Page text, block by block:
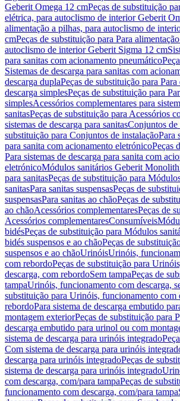
Geberit Omega 12 cmPeças de substituição
elétrica, para autoclismo de interior Geberit
alimentação a pilhas, para autoclismo de
cmPeças de substituição para Para
autoclismo de interior Geberit Sigma 12 cm
para sanitas com acionamento pneumático
Sistemas de descarga para sanitas com
descarga duplaPeças de substituição para Para
descarga simplesPeças de substituição para
simplesAcessórios complementares para
sanitasPeças de substituição para Acessórios
sistemas de descarga para sanitasConjuntos de
substituição para Conjuntos de instalaçãoPara
para sanita com acionamento eletrónicoPeças
Para sistemas de descarga para sanita com
eletrónicoMódulos sanitários Geberit Monolith
para sanitasPeças de substituição para
sanitasPara sanitas suspensasPeças de
suspensasPara sanitas ao chãoPeças de
ao chãoAcessórios complementaresPeças de
Acessórios complementaresConsumíveis
bidésPeças de substituição para Módulos
bidés suspensos e ao chãoPeças de
suspensos e ao chãoUrinóisUrinóis,
com rebordoPeças de substituição para
descarga, com rebordoSem tampaPeças de
tampaUrinóis, funcionamento com descarga,
substituição para Urinóis, funcionamento com
rebordoPara sistema de descarga embutido
montagem exteriorPeças de substituição para
descarga embutido para urinol ou com
sistema de descarga para urinóis integrado
Com sistema de descarga para urinóis
descarga para urinóis integradoPeças de
sistema de descarga para urinóis integrado
com descarga, com/para tampaPeças de
funcionamento com descarga, com/para tampa